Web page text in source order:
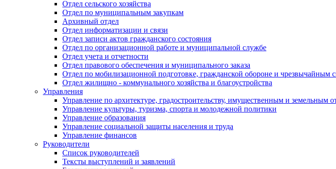
Отдел сельского хозяйства
Отдел по муниципальным закупкам
Архивный отдел
Отдел информатизации и связи
Отдел записи актов гражданского состояния
Отдел по организационной работе и муниципальной службе
Отдел учета и отчетности
Отдел правового обеспечения и муниципального заказа
Отдел по мобилизационной подготовке, гражданской обороне и чрезвычайным
Отдел жилищно - коммунального хозяйства и благоустройства
Управления
Управление по архитектуре, градостроительству, имущественным и земельным
Управление культуры, туризма, спорта и молодежной политики
Управление образования
Управление социальной защиты населения и труда
Управление финансов
Руководители
Список руководителей
Тексты выступлений и заявлений